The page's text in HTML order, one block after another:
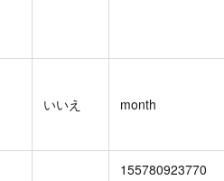
いいえ month
155780923770